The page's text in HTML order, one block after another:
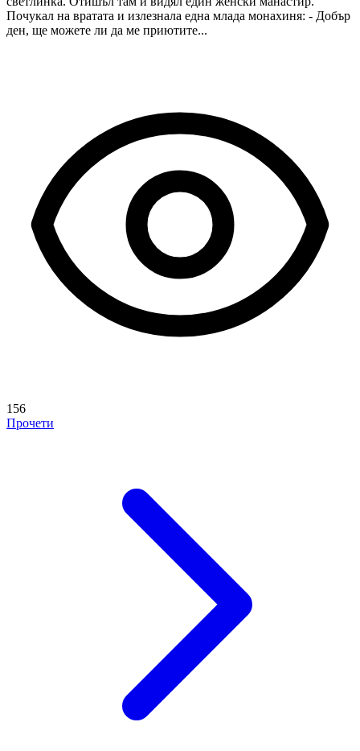
Почукал на вратата и излезнала една млада монахиня: - Добър
ден, ще можете ли да ме приютите...
156
Прочети